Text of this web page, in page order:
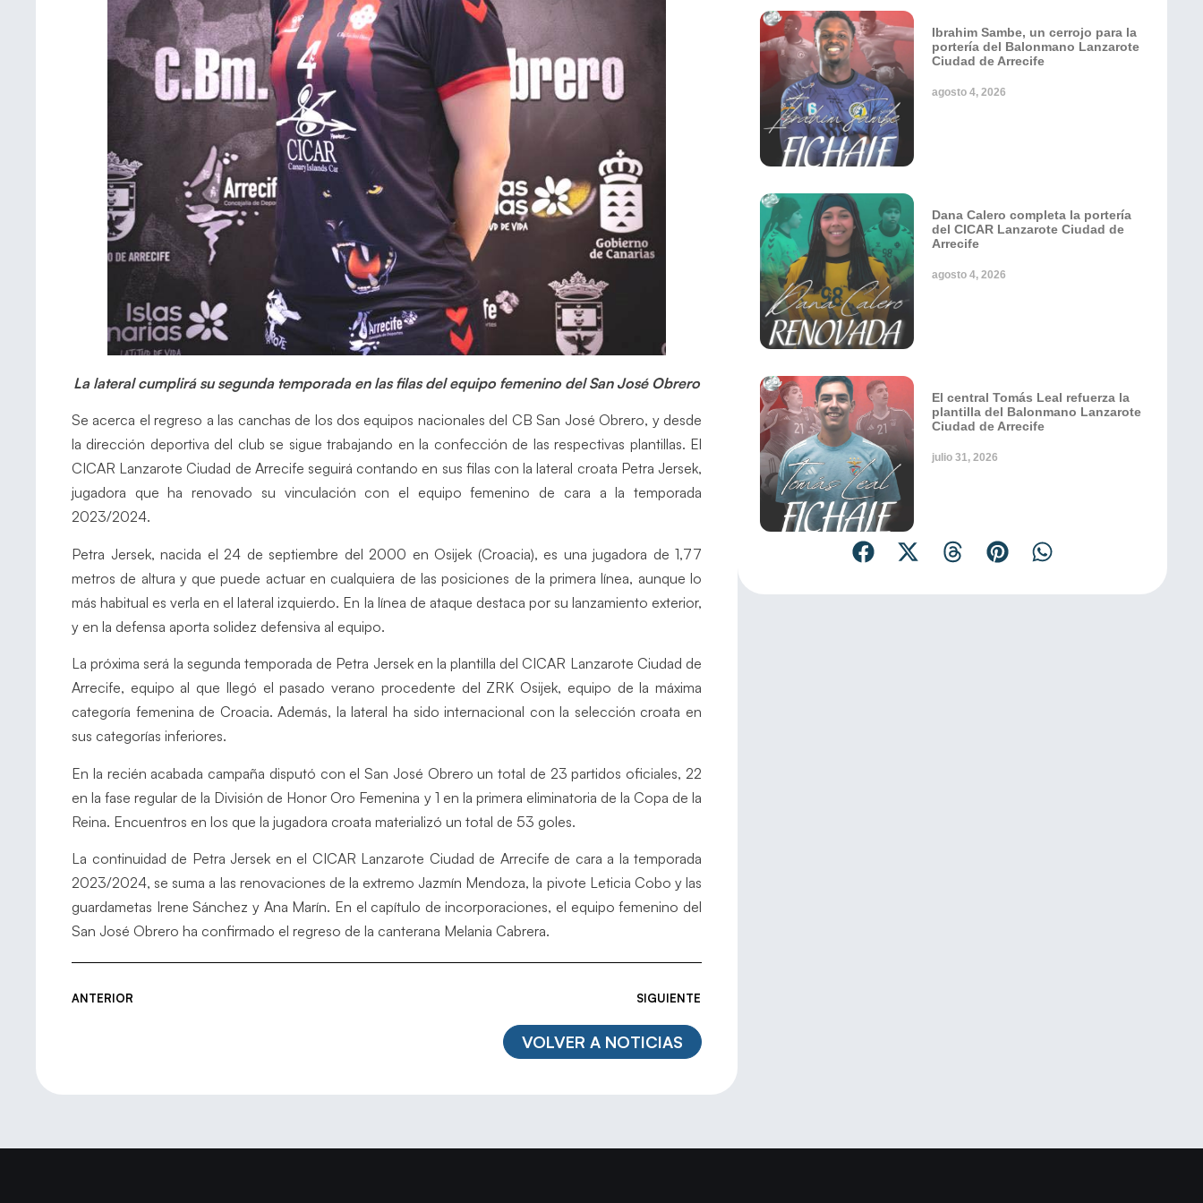
La lateral cumplirá su segunda temporada en las filas del equipo femenino del San José Obrero
Se acerca el regreso a las canchas de los dos equipos nacionales del CB San José Obrero, y desde
la dirección deportiva del club se sigue trabajando en la confección de las respectivas plantillas. El
CICAR Lanzarote Ciudad de Arrecife seguirá contando en sus filas con la lateral croata Petra Jersek,
jugadora que ha renovado su vinculación con el equipo femenino de cara a la temporada
2023/2024.
Petra Jersek, nacida el 24 de septiembre del 2000 en Osijek (Croacia), es una jugadora de 1,77
metros de altura y que puede actuar en cualquiera de las posiciones de la primera línea, aunque lo
más habitual es verla en el lateral izquierdo. En la línea de ataque destaca por su lanzamiento exterior,
y en la defensa aporta solidez defensiva al equipo.
La próxima será la segunda temporada de Petra Jersek en la plantilla del CICAR Lanzarote Ciudad de
Arrecife, equipo al que llegó el pasado verano procedente del ZRK Osijek, equipo de la máxima
categoría femenina de Croacia. Además, la lateral ha sido internacional con la selección croata en
sus categorías inferiores.
En la recién acabada campaña disputó con el San José Obrero un total de 23 partidos oficiales, 22
en la fase regular de la División de Honor Oro Femenina y 1 en la primera eliminatoria de la Copa de la
Reina. Encuentros en los que la jugadora croata materializó un total de 53 goles.
La continuidad de Petra Jersek en el CICAR Lanzarote Ciudad de Arrecife de cara a la temporada
2023/2024, se suma a las renovaciones de la extremo Jazmín Mendoza, la pivote Leticia Cobo y las
guardametas Irene Sánchez y Ana Marín. En el capítulo de incorporaciones, el equipo femenino del
San José Obrero ha confirmado el regreso de la canterana Melania Cabrera.
ANTERIOR SIGUIENTE
VOLVER A NOTICIAS
Ibrahim Sambe, un cerrojo para la
portería del Balonmano Lanzarote
Ciudad de Arrecife
agosto 4, 2026
Dana Calero completa la portería
del CICAR Lanzarote Ciudad de
Arrecife
agosto 4, 2026
El central Tomás Leal refuerza la
plantilla del Balonmano Lanzarote
Ciudad de Arrecife
julio 31, 2026